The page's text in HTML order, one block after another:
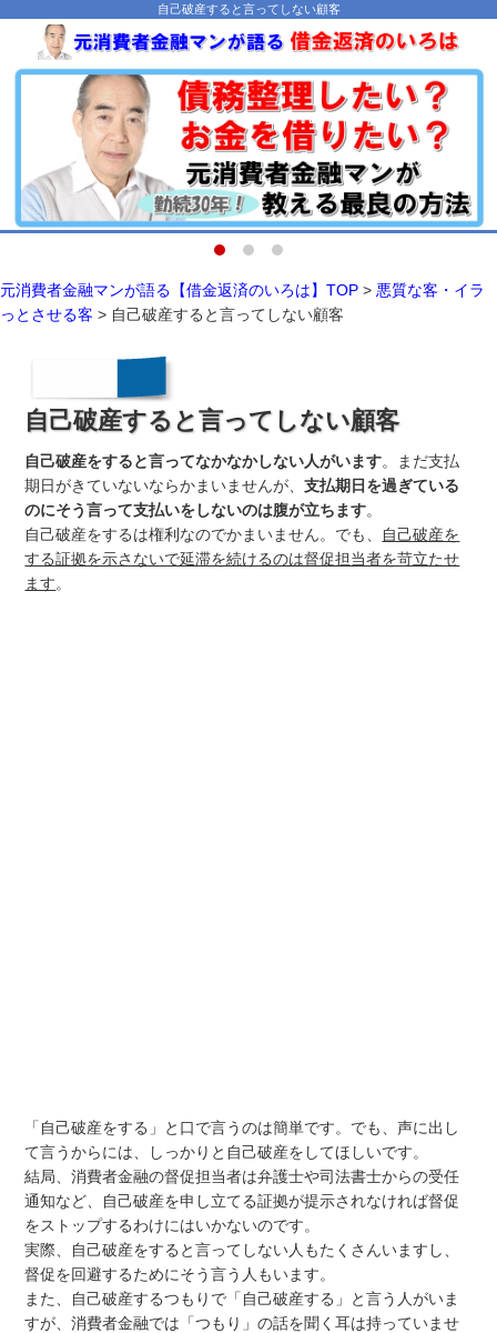
自己破産すると言ってしない顧客
元消費者金融マンが語る【借金返済のいろは】TOP > 悪質な客・イラ
っとさせる客 > 自己破産すると言ってしない顧客
自己破産すると言ってしない顧客
自己破産をすると言ってなかなかしない人がいます。まだ支払
期日がきていないならかまいませんが、支払期日を過ぎている
のにそう言って支払いをしないのは腹が立ちます。
自己破産をするは権利なのでかまいません。でも、 自己破産を
する証拠を示さないで延滞を続けるのは督促担当者を苛立たせ
ます。
「自己破産をする」と口で言うのは簡単です。でも、声に出し
て言うからには、しっかりと自己破産をしてほしいです。
結局、消費者金融の督促担当者は弁護士や司法書士からの受任
通知など、自己破産を申し立てる証拠が提示されなければ督促
をストップするわけにはいかないのです。
実際、自己破産をすると言ってしない人もたくさんいますし、
督促を回避するためにそう言う人もいます。
また、自己破産するつもりで「自己破産する」と言う人がいま
すが、消費者金融では「つもり」の話を聞く耳は持っていませ